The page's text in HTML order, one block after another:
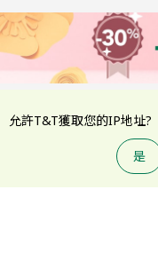
美妝個護，低至7折
韓系護膚精
大統華積分
允許T&T獲取您的IP地址?
是